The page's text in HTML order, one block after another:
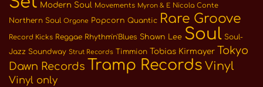
Modern Soul Movements Myron & E Nicola Conte
Northern Soul Orgone Popcorn Quantic Rare Groove
Record Kicks Reggae Rhythm'n'Blues Shawn Lee Soul Soul-
Jazz Soundway Strut Records Timmion Tobias Kirmayer Tokyo
Dawn Records Tramp Records Vinyl
Vinyl only